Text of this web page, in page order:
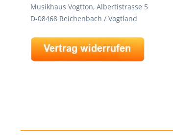
Musikhaus Vogtton, Albertistrasse 5
D-08468 Reichenbach / Vogtland